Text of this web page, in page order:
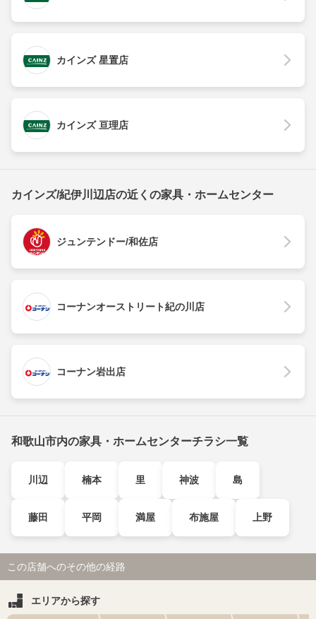
カインズ 星置店
カインズ 亘理店
カインズ/紀伊川辺店の近くの家具・ホームセンター
ジュンテンドー/和佐店
コーナンオーストリート紀の川店
コーナン岩出店
和歌山市内の家具・ホームセンターチラシ一覧
川辺 楠本 里 神波 島
藤田 平岡 満屋 布施屋 上野
この店舗へのその他の経路
エリアから探す